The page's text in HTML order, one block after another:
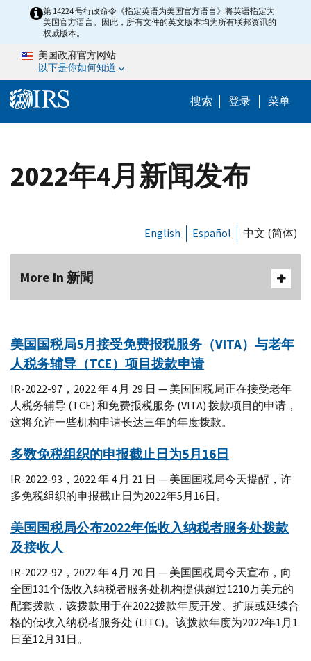
Skip to main content
第 14224 号行政命令《指定英语为美国官方语言》将英语指定为
美国官方语言。因此，所有文件的英文版本均为所有联邦资讯的
权威版本。
美国政府官方网站
以下是你如何知道
搜索 Help
登录 菜单
2022年4月新闻发布
English Español 中文 (简体)
More In 新聞
美国国税局5月接受免费报税服务（VITA）与老年
人税务辅导（TCE）项目拨款申请
IR-2022-97，2022 年 4 月 29 日 — 美国国税局正在接受老年
人税务辅导 (TCE) 和免费报税服务 (VITA) 拨款项目的申请，
这将允许一些机构申请长达三年的年度拨款。
多数免税组织的申报截止日为5月16日
IR-2022-93，2022 年 4 月 21 日 — 美国国税局今天提醒，许
多免税组织的申报截止日为2022年5月16日。
美国国税局公布2022年低收入纳税者服务处拨款
及接收人
IR-2022-92，2022 年 4 月 20 日 — 美国国税局今天宣布，向
全国131个低收入纳税者服务处机构提供超过1210万美元的
配套拨款，该拨款用于在2022拨款年度开发、扩展或延续合
格的低收入纳税者服务处 (LITC)。该拨款年度为2022年1月1
日至12月31日。